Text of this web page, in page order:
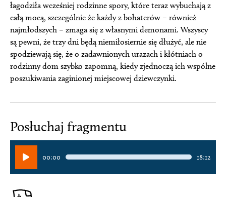
łagodziła wcześniej rodzinne spory, które teraz wybuchają z
całą mocą, szczególnie że każdy z bohaterów – również
najmłodszych – zmaga się z własnymi demonami. Wszyscy
są pewni, że trzy dni będą niemiłosiernie się dłużyć, ale nie
spodziewają się, że o zadawnionych urazach i kłótniach o
rodzinny dom szybko zapomną, kiedy zjednoczą ich wspólne
poszukiwania zaginionej miejscowej dziewczynki.
Posłuchaj fragmentu
plików
dźwiękowych
00:00 18:12